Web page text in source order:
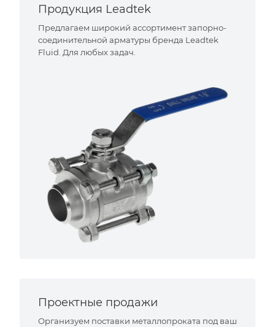
Продукция Leadtek
Предлагаем широкий ассортимент запорно-
соединительной арматуры бренда Leadtek
Fluid. Для любых задач.
Проектные продажи
Организуем поставки металлопроката под ваш